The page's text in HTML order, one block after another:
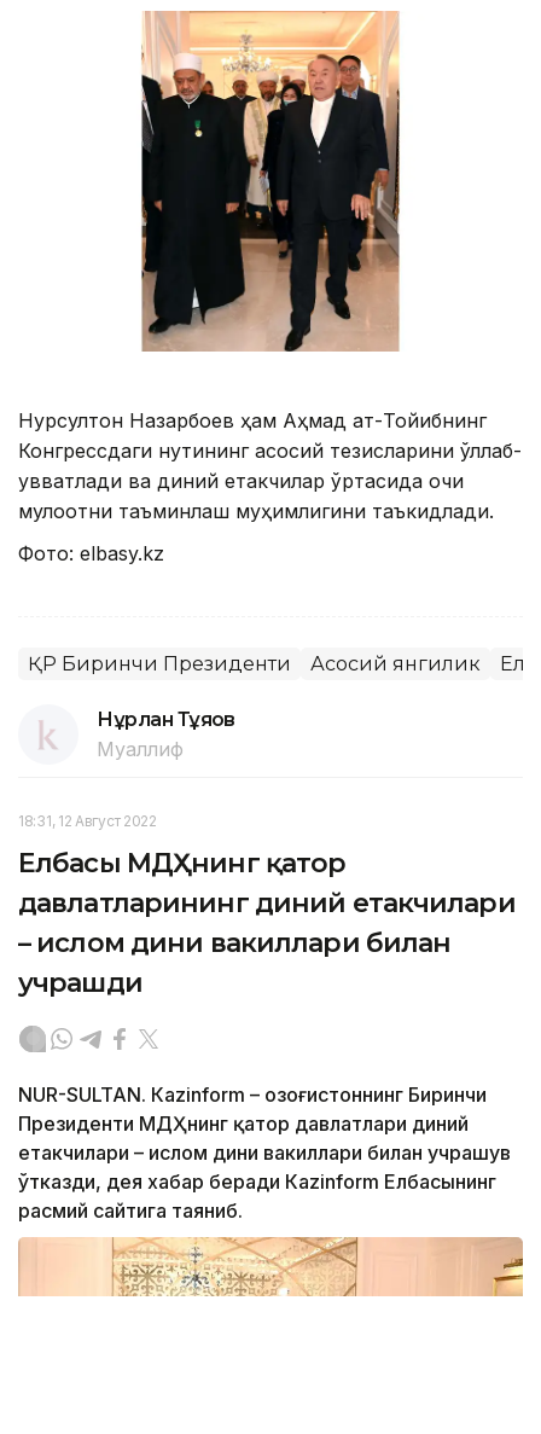
Нурсултон Назарбоев ҳам Аҳмад ат-Тойибнинг
Конгрессдаги нутқининг асосий тезисларини қўллаб-
қувватлади ва диний етакчилар ўртасида очиқ
мулоқотни таъминлаш муҳимлигини таъкидлади.
Фото: elbasy.kz
ҚР Биринчи Президенти Асосий янгилик
Нұрлан Тұяқов
Муаллиф
18:31, 12 Август 2022
Елбасы МДҲнинг қатор
давлатларининг диний етакчилари
– ислом дини вакиллари билан
учрашди
NUR-SULTAN. Кazinform – Қозоғистоннинг Биринчи
Президенти МДҲнинг қатор давлатлари диний
етакчилари – ислом дини вакиллари билан учрашув
ўтказди, дея хабар беради Кazinform Елбасынинг
расмий сайтига таяниб.